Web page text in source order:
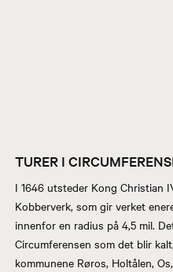
TURER I
I 1646 utsteder Kong Christian
Kobberverk, som gir verket
innenfor en radius på 4,5 mil.
Circumferensen som det blir
kommunene Røros, Holtålen,